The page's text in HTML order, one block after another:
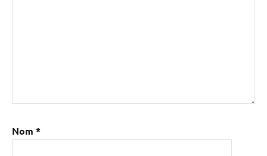
Nom *